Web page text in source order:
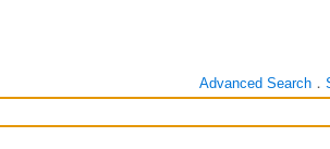
Advanced Search．